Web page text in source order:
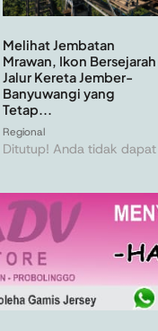
Melihat Jembatan
Mrawan, Ikon Bersejarah
Jalur Kereta Jember-
Banyuwangi yang
Tetap...
Regional
Ditutup! Anda tidak